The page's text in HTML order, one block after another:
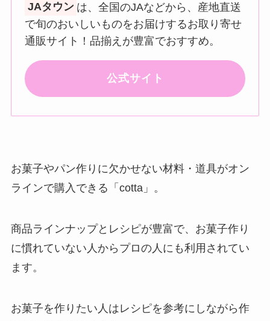
JAタウン は、全国のJAなどから、産地直送
で旬のおいしいものをお届けするお取り寄せ
通販サイト！品揃えが豊富でおすすめ。
公式サイト
お菓子やパン作りに欠かせない材料・道具がオン
ラインで購入できる「cotta」。
商品ラインナップとレシピが豊富で、お菓子作り
に慣れていない人からプロの人にも利用されてい
ます。
お菓子を作りたい人はレシピを参考にしながら作